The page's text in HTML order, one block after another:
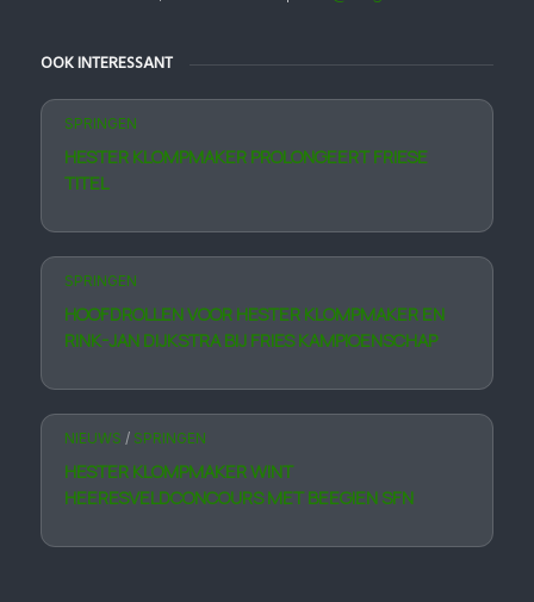
OOK INTERESSANT
SPRINGEN
HESTER KLOMPMAKER PROLONGEERT FRIESE
TITEL
SPRINGEN
HOOFDROLLEN VOOR HESTER KLOMPMAKER EN
RINK-JAN DIJKSTRA BIJ FRIES KAMPIOENSCHAP
NIEUWS / SPRINGEN
HESTER KLOMPMAKER WINT
HEERESVELDCONCOURS MET BEEGIEN SFN